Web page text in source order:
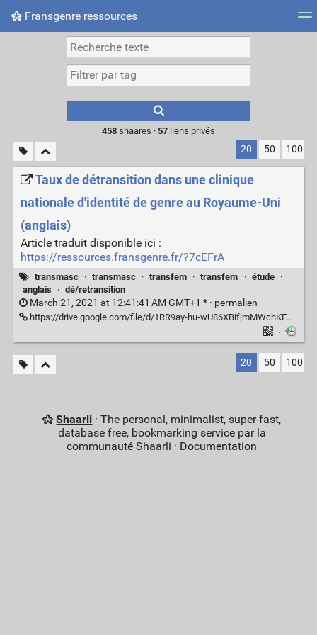
Fransgenre ressources
Most searched tags Connexion
results.
458shaares · 57liens privés
20 50 100
Taux de détransition dans une clinique
nationale d'identité de genre au Royaume-Uni
(anglais)
Article traduit disponible ici :
https://ressources.fransgenre.fr/?7cEFrA
transmasc · transmasc · transfem · transfem · étude
·
anglais
· dé/retransition
March 21, 2021 at 12:41:41 AM GMT+1 * · permalien
https://drive.google.com/file/d/1RR9ay-hu-wU86XBifjmMWchKEAk1ZIVZ/view?usp=drive_link
·
20 50 100
Shaarli · The personal, minimalist, super-fast,
database free, bookmarking service par la
communauté Shaarli · Documentation